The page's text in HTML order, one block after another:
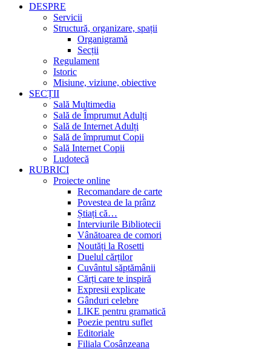
DESPRE
Servicii
Structură, organizare, spații
Organigramă
Secții
Regulament
Istoric
Misiune, viziune, obiective
SECȚII
Sală Multimedia
Sală de Împrumut Adulți
Sală de Internet Adulți
Sală de împrumut Copii
Sală Internet Copii
Ludotecă
RUBRICI
Proiecte online
Recomandare de carte
Povestea de la prânz
Știați că…
Interviurile Bibliotecii
Vânătoarea de comori
Noutăți la Rosetti
Duelul cărților
Cuvântul săptămânii
Cărți care te inspiră
Expresii explicate
Gânduri celebre
LIKE pentru gramatică
Poezie pentru suflet
Editoriale
Filiala Cosânzeana